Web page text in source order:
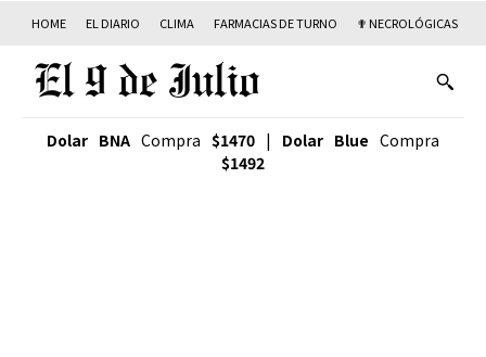
HOME EL DIARIO CLIMA FARMACIAS DE TURNO ✟ NECROLÓGICAS
Dolar BNA Compra $1470 | Dolar Blue Compra
$1492